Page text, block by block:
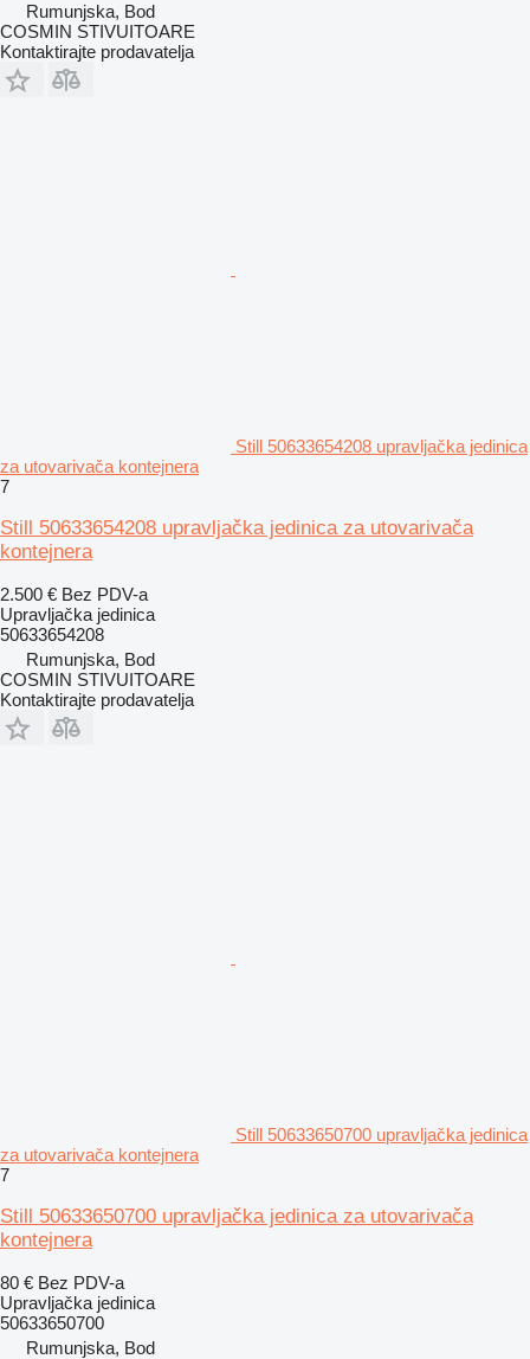
Rumunjska, Bod
COSMIN STIVUITOARE
Kontaktirajte prodavatelja
Still 50633654208 upravljačka jedinica
za utovarivača kontejnera
7
Still 50633654208 upravljačka jedinica za utovarivača
kontejnera
2.500 € Bez PDV-a
Upravljačka jedinica
50633654208
Rumunjska, Bod
COSMIN STIVUITOARE
Kontaktirajte prodavatelja
Still 50633650700 upravljačka jedinica
za utovarivača kontejnera
7
Still 50633650700 upravljačka jedinica za utovarivača
kontejnera
80 € Bez PDV-a
Upravljačka jedinica
50633650700
Rumunjska, Bod